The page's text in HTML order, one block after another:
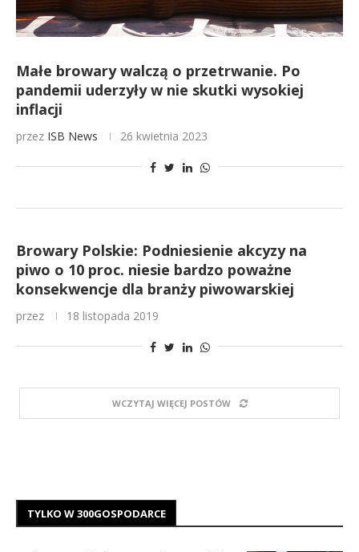
Małe browary walczą o przetrwanie. Po
pandemii uderzyły w nie skutki wysokiej
inflacji
przez ISB News 26 kwietnia 2023
Browary Polskie: Podniesienie akcyzy na
piwo o 10 proc. niesie bardzo poważne
konsekwencje dla branży piwowarskiej
przez 18 listopada 2019
WCZYTAJ WIĘCEJ POSTÓW
TYLKO W 300GOSPODARCE